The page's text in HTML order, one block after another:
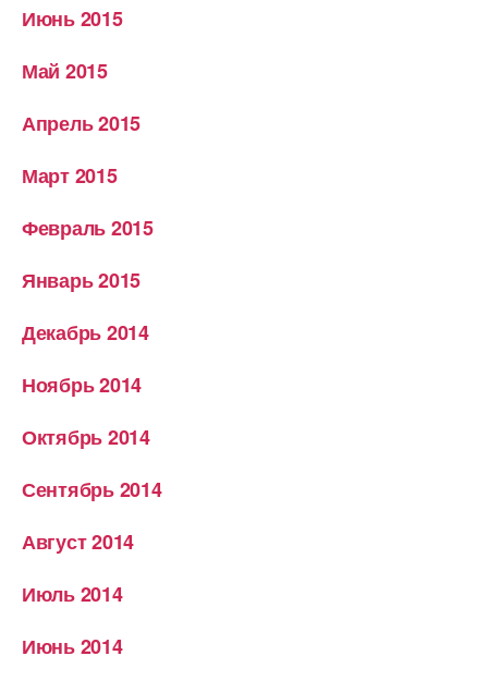
Июнь 2015
Май 2015
Апрель 2015
Март 2015
Февраль 2015
Январь 2015
Декабрь 2014
Ноябрь 2014
Октябрь 2014
Сентябрь 2014
Август 2014
Июль 2014
Июнь 2014